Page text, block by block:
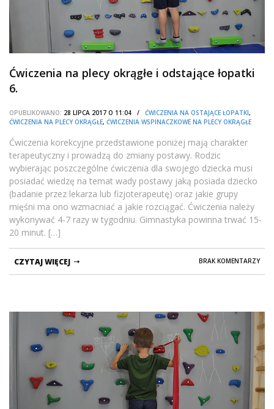
Ćwiczenia na plecy okrągłe i odstające łopatki
6.
OPUBLIKOWANO: 28 LIPCA 2017 O 11:04 / ĆWICZENIA NA OSTAJĄCE ŁOPATKI,
ĆWICZENIA NA PLECY OKRĄGŁE, ĆWICZENIA WSPINACZKOWE NA PLECY OKRĄGŁE
Ćwiczenia korekcyjne przedstawione poniżej mają charakter
terapeutyczny i prowadzą do zmiany postawy. Rodzic
wybierając poszczególne ćwiczenia dla swojego dziecka musi
posiadać wiedzę na temat wady postawy jaką posiada dziecko
(badanie przez lekarza lub fizjoterapeutę) oraz jakie grupy
mięśni ma ono wzmacniać a jakie rozciągać. Ćwiczenia należy
wykonywać 4-7 razy w tygodniu. Gimnastyka powinna trwać 15-
20 minut. […]
BRAK KOMENTARZY
CZYTAJ WIĘCEJ